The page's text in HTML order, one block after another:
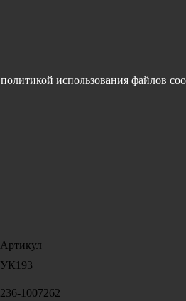
Артикул
УК193
236-1007262
политикой использования файлов